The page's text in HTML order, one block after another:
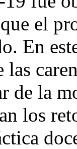
el
En
las
de la
los